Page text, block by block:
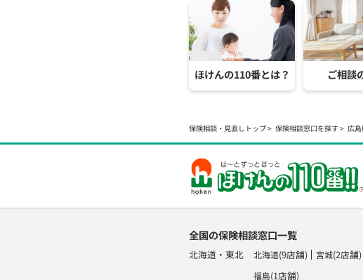
ほけんの110番とは？ ご相談
保険相談・見直しトップ 保険相談窓口を探す 広
全国の保険相談窓口一覧
北海道・東北 北海道(9店舗) 宮城(2店舗)
福島(1店舗)